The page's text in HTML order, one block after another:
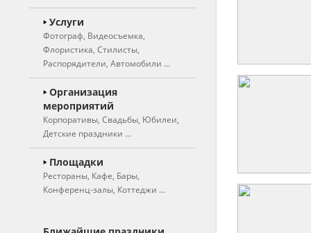
Юмористы
Актеры театра
Артисты цирка
Двойники, Пародисты
Иллюзионисты,
фокусники
Оригинальный жанр
Клоуны
Живые статуи
Ростовые куклы
Вокалисты
Вокалистки
Вокальные группы,
дуэты
Музыкальные группы,
ВИА
Инструментальные
коллективы, оркестры
Аккордеон
Арфа
Услуги
Фотограф, Видеосъемка,
Флористика, Стилисты,
Распорядители, Автомобили ...
Фотограф, фотосъемка
Видеосъемка
Художники, шаржисты
Фотокабинка, фотобудка
Флористика
(оформление цветами)
оформление зала
Организация
мероприятий
Корпоративы, Свадьбы, Юбилеи,
Детские праздники ...
Частные мероприятия
Корпоративные
мероприятия
Площадки
Рестораны, Кафе, Бары,
Конференц-залы, Коттеджи ...